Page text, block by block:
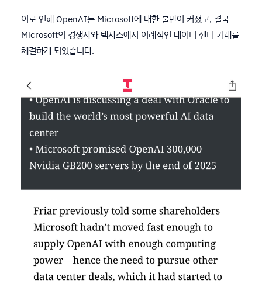
이로 인해 OpenAI는 Microsoft에 대한 불만이 커졌고, 결국
Microsoft의 경쟁사와 텍사스에서 이례적인 데이터 센터 거래를
체결하게 되었습니다.